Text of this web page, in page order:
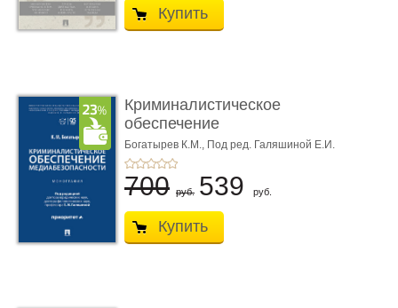
Купить
Криминалистическое
обеспечение
медиабезопас� ...
Богатырев К.М., Под ред. Галяшиной Е.И.
700 руб. 539 руб.
Купить